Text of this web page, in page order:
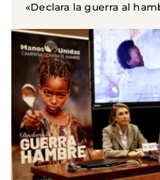
«Declara la guerra al